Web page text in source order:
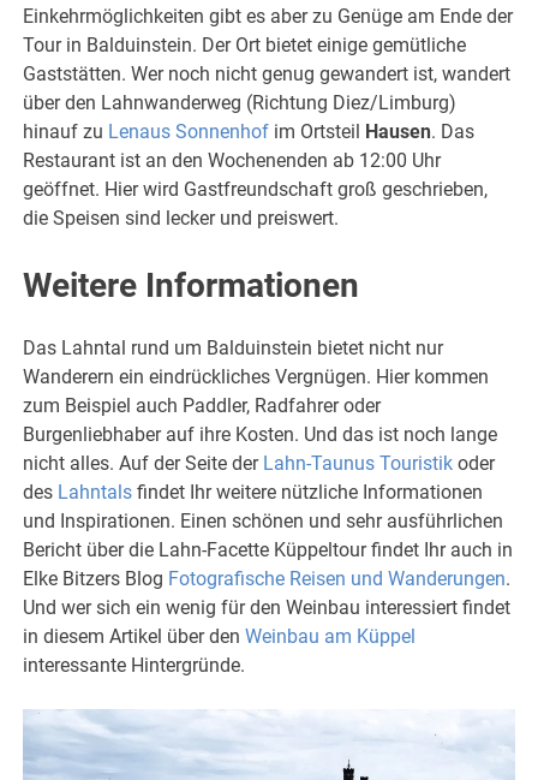
Einkehrmöglichkeiten gibt es aber zu Genüge am Ende der
Tour in Balduinstein. Der Ort bietet einige gemütliche
Gaststätten. Wer noch nicht genug gewandert ist, wandert
über den Lahnwanderweg (Richtung Diez/Limburg)
hinauf zu Lenaus Sonnenhof im Ortsteil Hausen. Das
Restaurant ist an den Wochenenden ab 12:00 Uhr
geöffnet. Hier wird Gastfreundschaft groß geschrieben,
die Speisen sind lecker und preiswert.
Weitere Informationen
Das Lahntal rund um Balduinstein bietet nicht nur
Wanderern ein eindrückliches Vergnügen. Hier kommen
zum Beispiel auch Paddler, Radfahrer oder
Burgenliebhaber auf ihre Kosten. Und das ist noch lange
nicht alles. Auf der Seite der Lahn-Taunus Touristik oder
des Lahntals findet Ihr weitere nützliche Informationen
und Inspirationen. Einen schönen und sehr ausführlichen
Bericht über die Lahn-Facette Küppeltour findet Ihr auch in
Elke Bitzers Blog Fotografische Reisen und Wanderungen.
Und wer sich ein wenig für den Weinbau interessiert findet
in diesem Artikel über denWeinbau am Küppel
interessante Hintergründe.